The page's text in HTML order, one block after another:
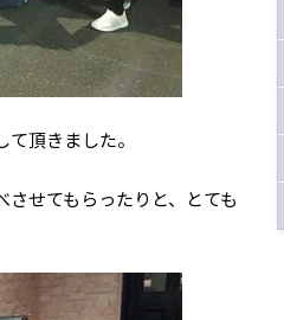
頂きました。
せてもらったりと、とても